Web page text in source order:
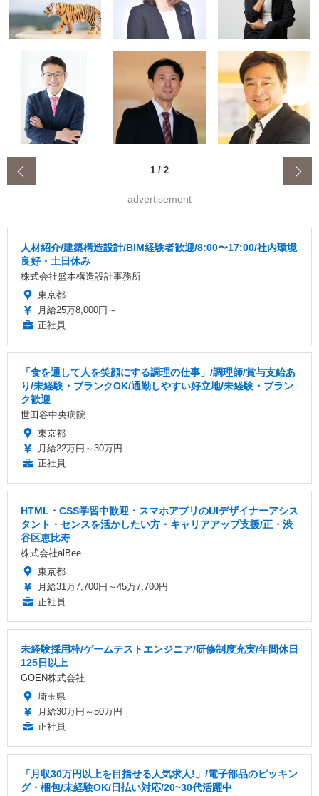
1 / 2
advertisement
人材紹介/建築構造設計/BIM経験者歓迎/8:00〜17:00/社内環境
良好・土日休み
株式会社盛本構造設計事務所
東京都
月給25万8,000円～
正社員
「食を通して人を笑顔にする調理の仕事」/調理師/賞与支給あ
り/未経験・ブランクOK/通勤しやすい好立地/未経験・ブラン
ク歓迎
世田谷中央病院
東京都
月給22万円～30万円
正社員
HTML・CSS学習中歓迎・スマホアプリのUIデザイナーアシス
タント・センスを活かしたい方・キャリアアップ支援/正・渋
谷区恵比寿
株式会社alBee
東京都
月給31万7,700円～45万7,700円
正社員
未経験採用枠/ゲームテストエンジニア/研修制度充実/年間休日
125日以上
GOEN株式会社
埼玉県
月給30万円～50万円
正社員
「月収30万円以上を目指せる人気求人!」/電子部品のピッキン
グ・梱包/未経験OK/日払い対応/20~30代活躍中